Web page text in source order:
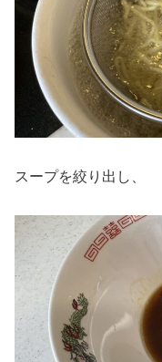
スープを絞り出し、